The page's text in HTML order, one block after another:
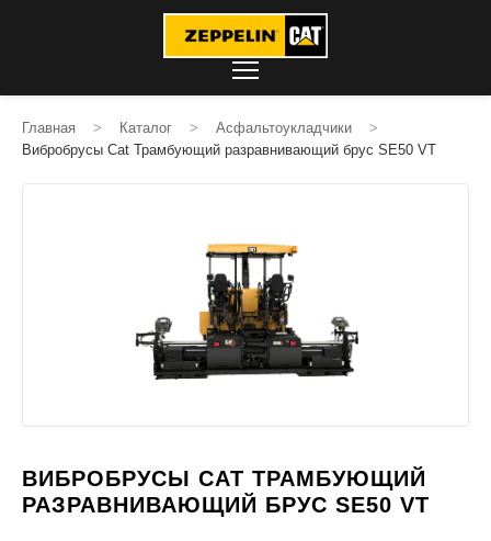
Главная > Каталог > Асфальтоукладчики
>
Вибробрусы Cat Трамбующий разравнивающий брус SE50 VT
ВИБРОБРУСЫ CAT ТРАМБУЮЩИЙ
РАЗРАВНИВАЮЩИЙ БРУС SE50 VT